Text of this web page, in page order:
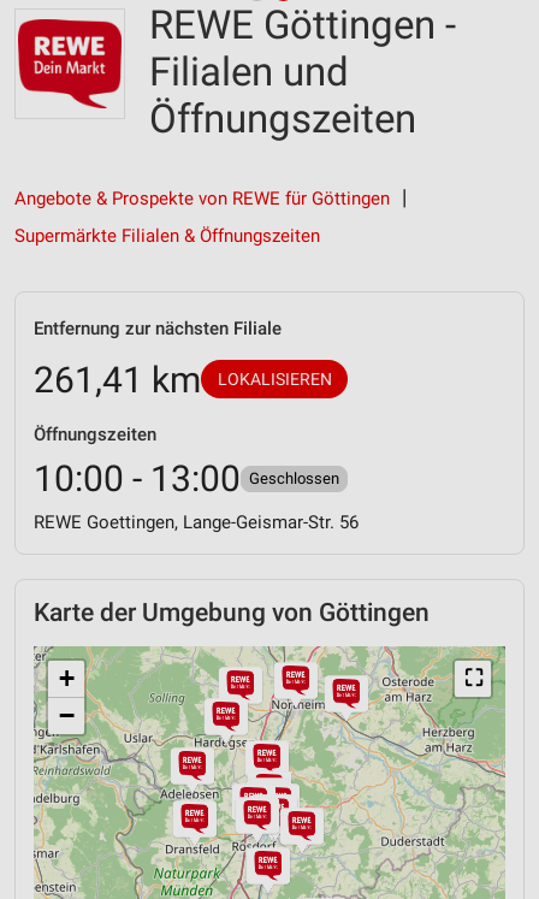
REWE Göttingen -
Filialen und
Öffnungszeiten
Angebote & Prospekte von REWE für Göttingen
Supermärkte Filialen & Öffnungszeiten
Entfernung zur nächsten Filiale
261,41 km LOKALISIEREN
Öffnungszeiten
10:00 - 13:00 Geschlossen
REWE Goettingen, Lange-Geismar-Str. 56
Karte der Umgebung von Göttingen
⛶
+
−